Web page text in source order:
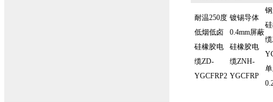
耐温250度
低烟低卤
硅橡胶电
缆ZD-
YGCFRP2
镀锡导体
0.4mm屏蔽
硅橡胶电
缆ZNH-
YGCFRP